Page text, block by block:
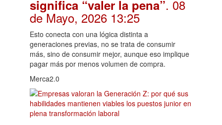
significa “valer la pena”. 08
de Mayo, 2026 13:25
Esto conecta con una lógica distinta a
generaciones previas, no se trata de consumir
más, sino de consumir mejor, aunque eso implique
pagar más por menos volumen de compra.
Merca2.0